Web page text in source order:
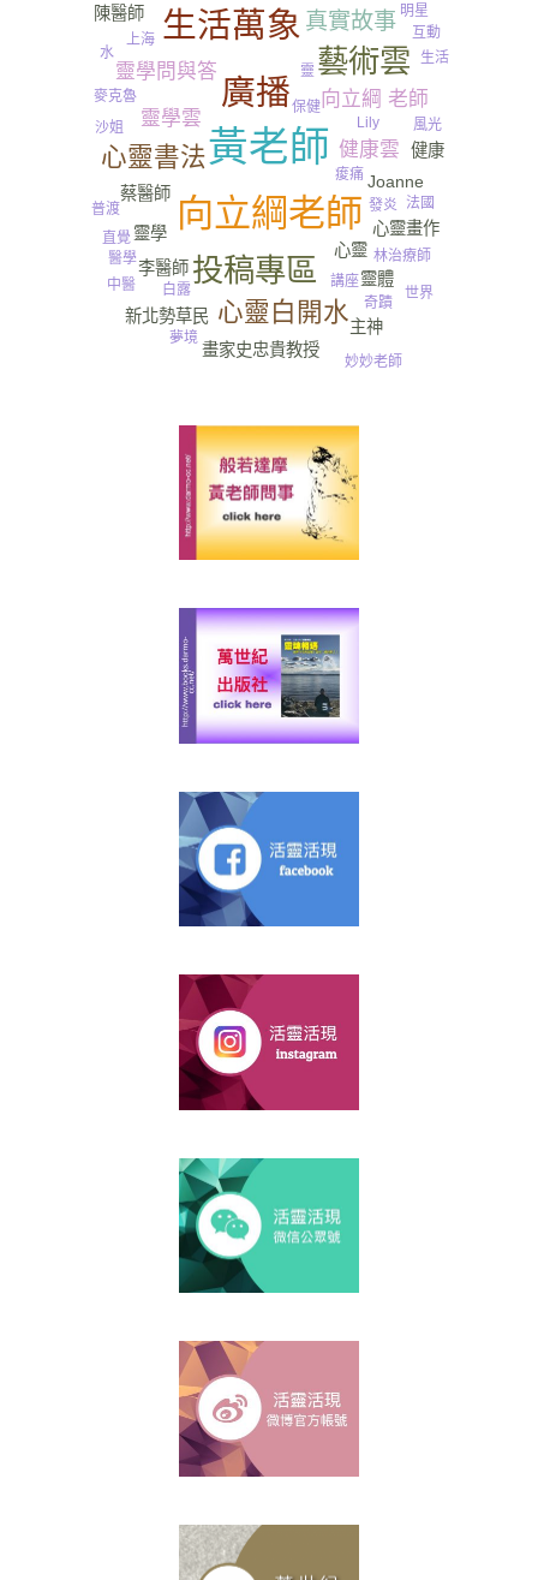
黃老師
向立綱老師
廣播
生活萬象
投稿專區
藝術雲
心靈白開水
心靈書法
真實故事
健康雲
靈學問與答
靈學雲
向立綱 老師
心靈
李醫師
靈體
畫家史忠貴教授
Joanne
新北勢草民
靈學
蔡醫師
心靈畫作
主神
健康
陳醫師
林治療師
保健
上海
Lily
白露
沙姐
醫學
講座
風光
生活
夢境
麥克魯
世界
互動
直覺
中醫
明星
法國
靈
奇蹟
痠痛
妙妙老師
普渡
水
發炎